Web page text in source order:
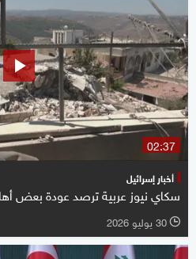
02:37
أخبار إسرائيل
سكاي نيوز عربية ترصد عودة بعض
l 30 يوليو 2026